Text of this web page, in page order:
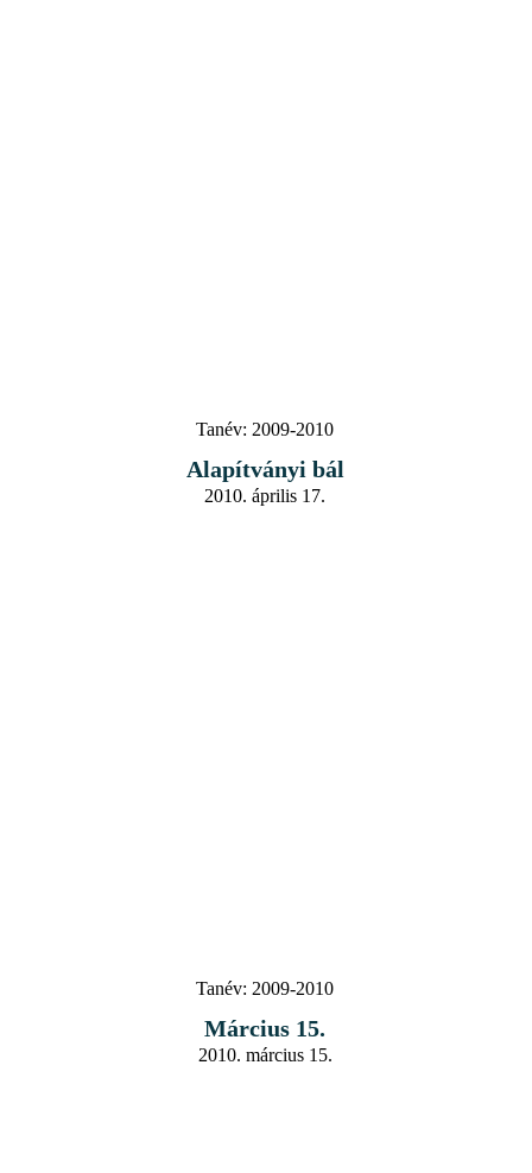
Tanév: 2009-2010
Alapítványi bál
2010. április 17.
Tanév: 2009-2010
Március 15.
2010. március 15.